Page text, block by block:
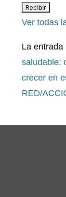
Ver todas
La entrada
saludable:
crecer en
RED/